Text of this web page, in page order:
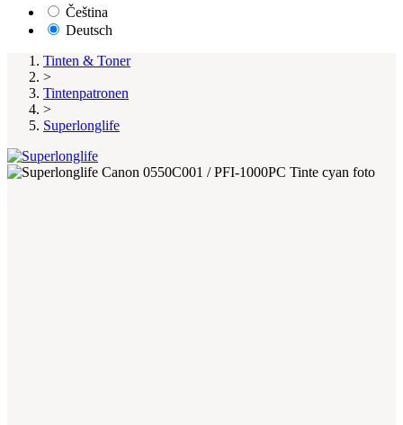
Čeština
Deutsch
Tinten & Toner
>
Tintenpatronen
>
Superlonglife